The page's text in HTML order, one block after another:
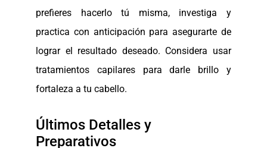
prefieres hacerlo tú misma, investiga y
practica con anticipación para asegurarte de
lograr el resultado deseado. Considera usar
tratamientos capilares para darle brillo y
fortaleza a tu cabello.
Últimos Detalles y
Preparativos